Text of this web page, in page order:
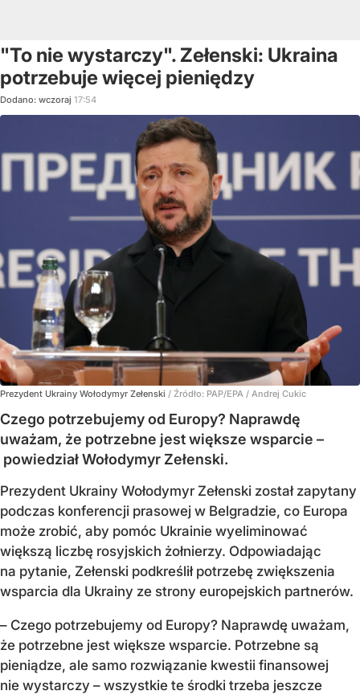
"To nie wystarczy". Zełenski: Ukraina
potrzebuje więcej pieniędzy
Dodano: wczoraj 17:54
Prezydent Ukrainy Wołodymyr Zełenski / Źródło: PAP/EPA / Andrej Cukic
Czego potrzebujemy od Europy? Naprawdę
uważam, że potrzebne jest większe wsparcie –
powiedział Wołodymyr Zełenski.
Prezydent Ukrainy Wołodymyr Zełenski został zapytany
podczas konferencji prasowej w Belgradzie, co Europa
może zrobić, aby pomóc Ukrainie wyeliminować
większą liczbę rosyjskich żołnierzy. Odpowiadając
na pytanie, Zełenski podkreślił potrzebę zwiększenia
wsparcia dla Ukrainy ze strony europejskich partnerów.
– Czego potrzebujemy od Europy? Naprawdę uważam,
że potrzebne jest większe wsparcie. Potrzebne są
pieniądze, ale samo rozwiązanie kwestii finansowej
nie wystarczy – wszystkie te środki trzeba jeszcze